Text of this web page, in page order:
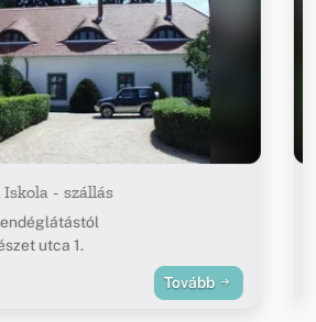
- szállás
utca 1.
Tovább